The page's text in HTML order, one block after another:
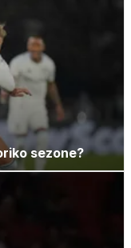
sezone?